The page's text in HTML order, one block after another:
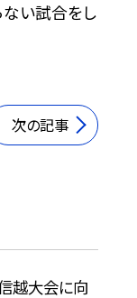
ない試合をし
次の記事
越大会に向